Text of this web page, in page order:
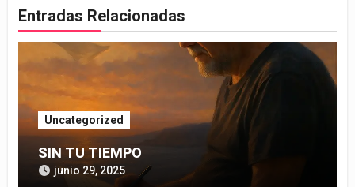
Entradas Relacionadas
Uncategorized
SIN TU TIEMPO
junio 29, 2025